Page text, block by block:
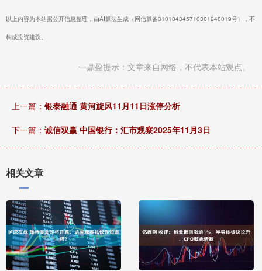
以上内容为本站据公开信息整理，由AI算法生成（网信算备310104345710301240019号），不
构成投资建议。
一鼎盈提示：文章来自网络，不代表本站观点。
上一篇： 银泰融通 黄河旋风11月11日涨停分析
下一篇： 诚信双赢 中国银行：汇市观察2025年11月3日
相关文章